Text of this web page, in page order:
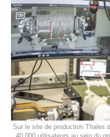
Sur le site de production Thales